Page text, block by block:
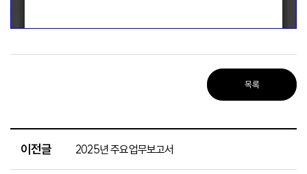
목록
이전글 2025년 주요업무보고서